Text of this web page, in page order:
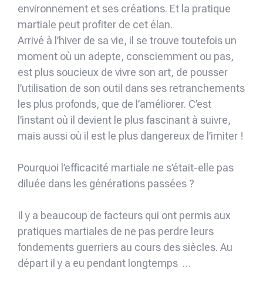
environnement et ses créations. Et la pratique
martiale peut profiter de cet élan.
Arrivé à l’hiver de sa vie, il se trouve toutefois un
moment où un adepte, consciemment ou pas,
est plus soucieux de vivre son art, de pousser
l’utilisation de son outil dans ses retranchements
les plus profonds, que de l’améliorer. C’est
l’instant où il devient le plus fascinant à suivre,
mais aussi où il est le plus dangereux de l’imiter !
Pourquoi l’efficacité martiale ne s’était-elle pas
diluée dans les générations passées ?
Il y a beaucoup de facteurs qui ont permis aux
pratiques martiales de ne pas perdre leurs
fondements guerriers au cours des siècles. Au
départ il y a eu pendant longtemps …